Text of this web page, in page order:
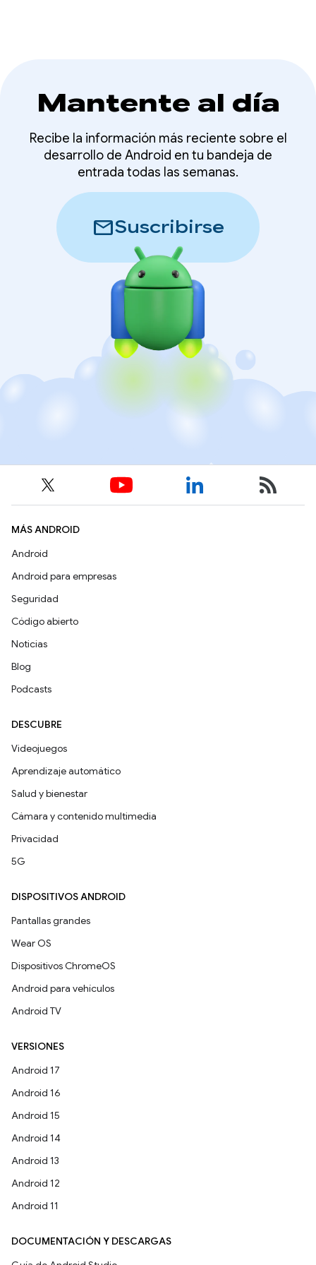
Mantente al día
Recibe la información más reciente sobre el
desarrollo de Android en tu bandeja de
entrada todas las semanas.
mailSuscribirse
MÁS ANDROID
Android
Android para empresas
Seguridad
Código abierto
Noticias
Blog
Podcasts
DESCUBRE
Videojuegos
Aprendizaje automático
Salud y bienestar
Cámara y contenido multimedia
Privacidad
5G
DISPOSITIVOS ANDROID
Pantallas grandes
Wear OS
Dispositivos ChromeOS
Android para vehículos
Android TV
VERSIONES
Android 17
Android 16
Android 15
Android 14
Android 13
Android 12
Android 11
DOCUMENTACIÓN Y DESCARGAS